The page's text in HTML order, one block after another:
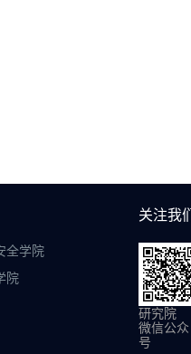
全学院
院
关注我们
研究院
微信公众
号